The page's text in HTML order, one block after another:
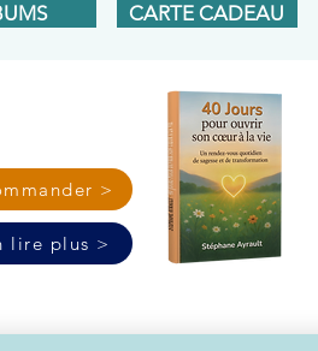
CARTE CADEAU
>
lire plus >